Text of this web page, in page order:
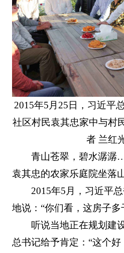
2015年5月25日，习近平
社区村民袁其忠家中与村
者 兰红
青山苍翠，碧水潺潺
袁其忠的农家乐庭院坐落
2015年5月，习近平
地说：“你们看，这房子多
听说当地正在规划建
总书记给予肯定：“这个